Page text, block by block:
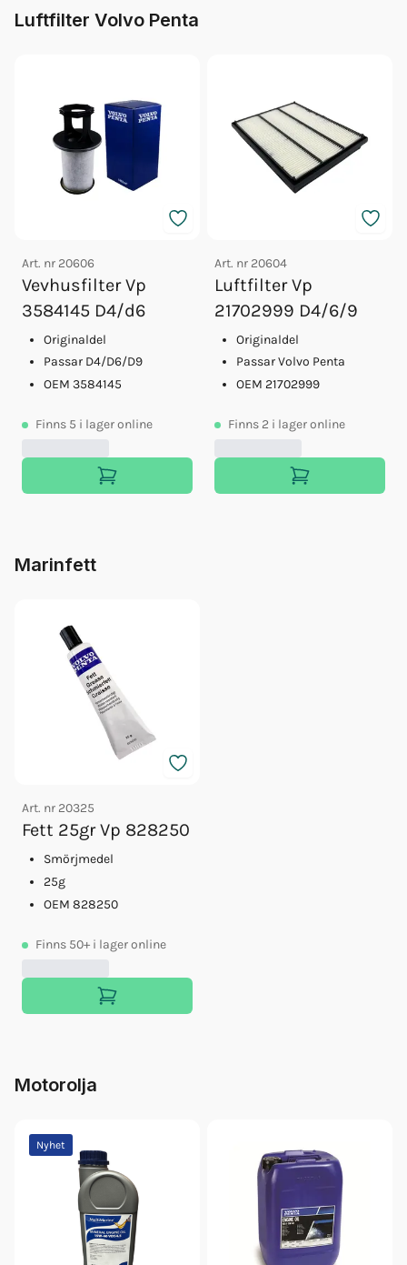
Luftfilter Volvo Penta
Art. nr 20606
Vevhusfilter Vp
3584145 D4/d6
Originaldel
Passar D4/D6/D9
OEM 3584145
Finns 5 i lager online
Art. nr 20604
Luftfilter Vp
21702999 D4/6/9
Originaldel
Passar Volvo Penta
OEM 21702999
Finns 2 i lager online
Marinfett
Art. nr 20325
Fett 25gr Vp 828250
Smörjmedel
25g
OEM 828250
Finns 50+ i lager online
Motorolja
Nyhet